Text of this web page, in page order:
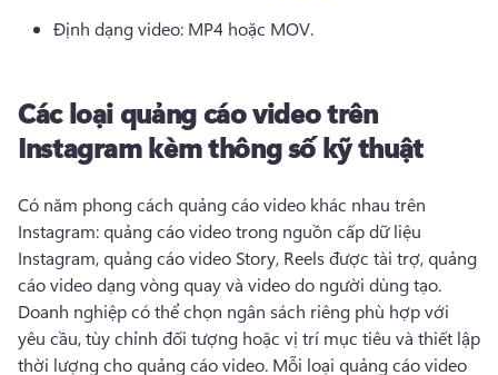
Định dạng video: MP4 hoặc MOV.
Các loại quảng cáo video trên
Instagram kèm thông số kỹ thuật
Có năm phong cách quảng cáo video khác nhau trên
Instagram: quảng cáo video trong nguồn cấp dữ liệu
Instagram, quảng cáo video Story, Reels được tài trợ, quảng
Doanh nghiệp có thể chọn ngân sách riêng phù hợp với
yêu cầu, tùy chỉnh đối tượng hoặc vị trí mục tiêu và thiết lập
thời lượng cho quảng cáo video. Mỗi loại quảng cáo video